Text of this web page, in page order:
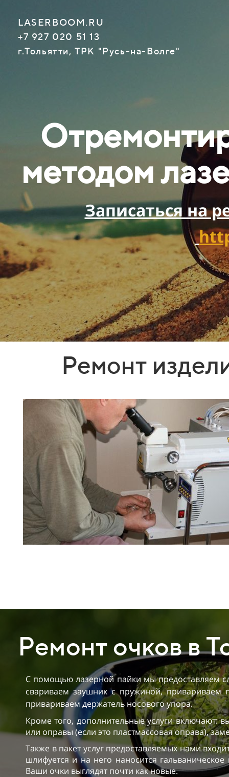
LASERBOOM.RU
+7 927 020 51 13
г.Тольятти, ТРК "Русь-на-Волге"
методом
Записаться на
Ремонт
Ремонт очков в
С помощью лазерной пайки мы предоставляем
свариваем заушник с пружиной, привариваем
привариваем держатель носового упора.
Кроме того, дополнительные услуги включают:
или оправы (если это пластмассовая оправа),
Также в пакет услуг предоставляемых нами
шлифуется и на него наносится
Ваши очки выглядят почти как новые.